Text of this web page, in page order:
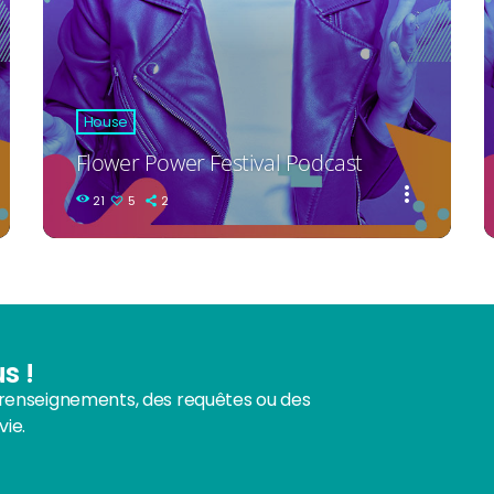
House
Flower Power Festival Podcast
21 5 2 more_vert
!
des requêtes ou des